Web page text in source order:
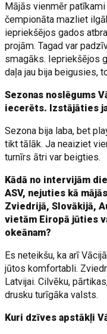
Mājās vienmēr
čempionāta mazliet
iepriekšējos gados
projām. Tagad var
smagāks. Iepriekšējos
daļa jau bija beigusies,
Sezonas noslēgums
iecerēts. Izstājāties
Sezona bija laba, bet
tikt tālāk. Ja neaiziet
turnīrs ātri var beigties.
Kādā no intervijām
ASV, nejuties kā
Zviedrijā, Slovākijā,
vietām Eiropā jūties
okeānam?
Es neteikšu, ka arī
jūtos komfortabli.
Latvijai. Cilvēku,
drusku turīgāka valsts.
Kuri dzīves apstākļi